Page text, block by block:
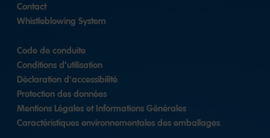
Contact
Whistleblowing System
Code de conduite
Conditions d’utilisation
Déclaration d'accessibilité
Protection des données
Mentions Légales et Informations Générales
Caractéristiques environnementales des emballages